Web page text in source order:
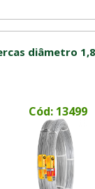
diâmetro
Cód: 13499